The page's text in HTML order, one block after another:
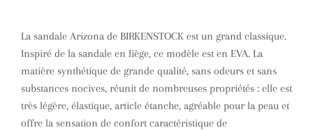
La sandale Arizona de BIRKENSTOCK est un grand classique.
Inspiré de la sandale en liège, ce modèle est en EVA. La
matière synthétique de grande qualité, sans odeurs et sans
substances nocives, réunit de nombreuses propriétés : elle est
très légère, élastique, article étanche, agréable pour la peau et
offre la sensation de confort caractéristique de